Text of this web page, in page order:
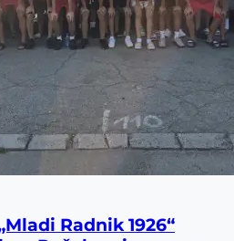
Radnik 1926“